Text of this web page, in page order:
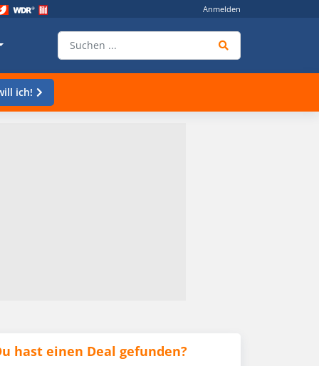
Anmelden
ich!
hast einen Deal gefunden?